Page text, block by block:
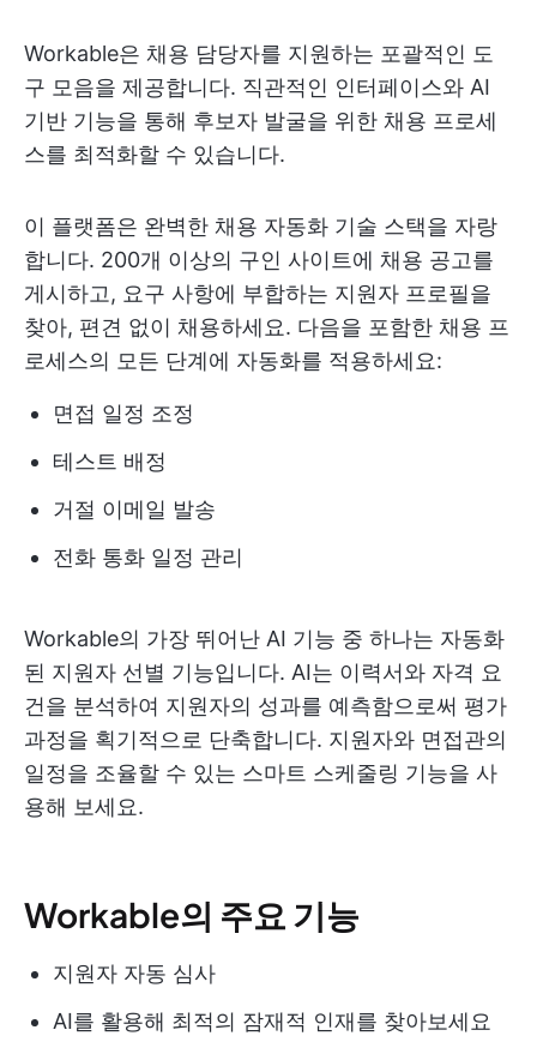
Workable은 채용 담당자를 지원하는 포괄적인 도
구 모음을 제공합니다. 직관적인 인터페이스와 AI
기반 기능을 통해 후보자 발굴을 위한 채용 프로세
스를 최적화할 수 있습니다.
이 플랫폼은 완벽한 채용 자동화 기술 스택을 자랑
합니다. 200개 이상의 구인 사이트에 채용 공고를
게시하고, 요구 사항에 부합하는 지원자 프로필을
찾아, 편견 없이 채용하세요. 다음을 포함한 채용 프
로세스의 모든 단계에 자동화를 적용하세요:
면접 일정 조정
테스트 배정
거절 이메일 발송
전화 통화 일정 관리
Workable의 가장 뛰어난 AI 기능 중 하나는 자동화
된 지원자 선별 기능입니다. AI는 이력서와 자격 요
건을 분석하여 지원자의 성과를 예측함으로써 평가
과정을 획기적으로 단축합니다. 지원자와 면접관의
일정을 조율할 수 있는 스마트 스케줄링 기능을 사
용해 보세요.
Workable의 주요 기능
지원자 자동 심사
AI를 활용해 최적의 잠재적 인재를 찾아보세요